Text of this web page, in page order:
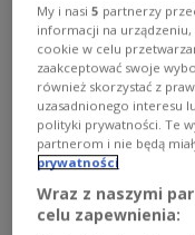
Ośrodek
AUDIO 1
 06'51
Trwa kurs językowo-
My i nasi5 partnerzy
informacji na
cookie w celu
zaakceptować swoje
również skorzystać z
uzasadnionego interesu
polityki prywatności. Te
partnerom i nie będą
prywatności
Wraz z naszymi
celu zapewnienia: